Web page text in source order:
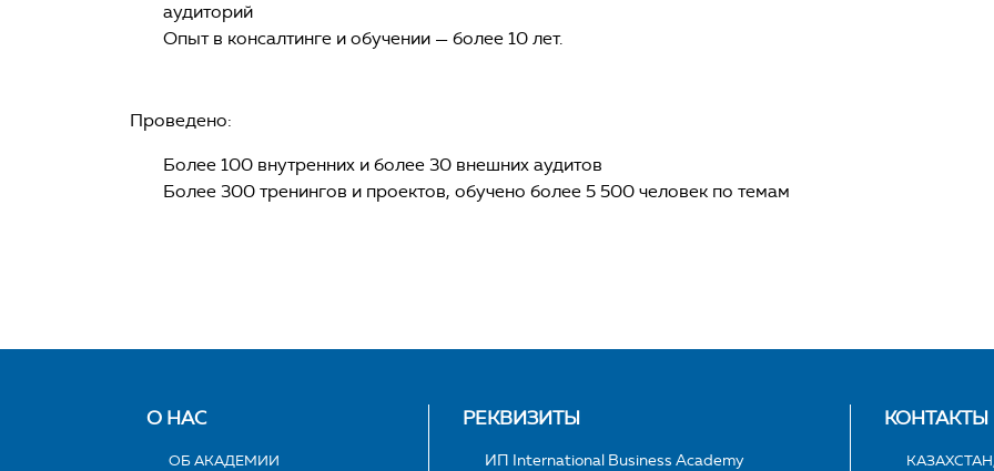
аудиторий
Опыт в консалтинге и обучении — более 10 лет.
Проведено:
Более 100 внутренних и более 30 внешних аудитов
Более 300 тренингов и проектов, обучено более 5 500 человек по темам
О НАС
ОБ АКАДЕМИИ
РЕКВИЗИТЫ
ИП International Business Academy
КОНТАКТЫ